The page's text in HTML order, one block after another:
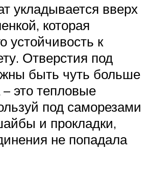
укладывается вверх
которая
устойчивость к
Отверстия под
быть чуть больше
это тепловые
под саморезами
и прокладки,
не попадала